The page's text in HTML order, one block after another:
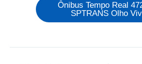
Ônibus Tempo Real
SPTRANS Olho